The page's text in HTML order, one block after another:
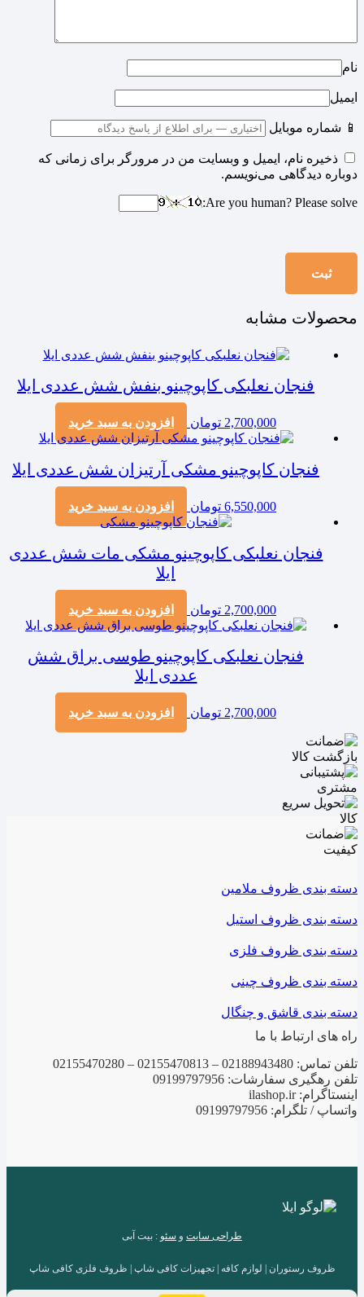
نام
ایمیل
📱 شماره موبایل
ذخیره نام، ایمیل و وبسایت من در مرورگر برای زمانی که
دوباره دیدگاهی می‌نویسم.
Are you human? Please solve:
محصولات مشابه
فنجان نعلبکی کاپوچینو بنفش شش عددی ایلا
2,700,000 تومان افزودن به سبد خرید
فنجان کاپوچینو مشکی آرتیزان شش عددی ایلا
6,550,000 تومان افزودن به سبد خرید
فنجان نعلبکی کاپوچینو مشکی مات شش عددی
ایلا
2,700,000 تومان افزودن به سبد خرید
فنجان نعلبکی کاپوچینو طوسی براق شش
عددی ایلا
2,700,000 تومان افزودن به سبد خرید
دسته بندی ظروف ملامین
دسته بندی ظروف استیل
دسته بندی ظروف فلزی
دسته بندی ظروف چینی
دسته بندی قاشق و چنگال
راه های ارتباط با ما
تلفن تماس: 02188943480 – 02155470813 – 02155470280
تلفن رهگیری سفارشات: 09199797956
اینستاگرام: ilashop.ir
واتساپ / تلگرام: 09199797956
طراحی سایت و سئو : بیت آبی
ظروف رستوران | لوازم کافه | تجهیزات کافی شاپ | ظروف فلزی کافی شاپ